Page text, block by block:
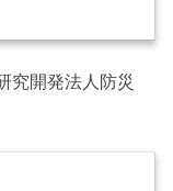
究開発法人防災